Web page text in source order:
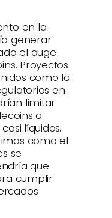
en la
generar
el auge
Proyectos
como la
en
limitar
a
líquidos,
como el
se
que
cumplir